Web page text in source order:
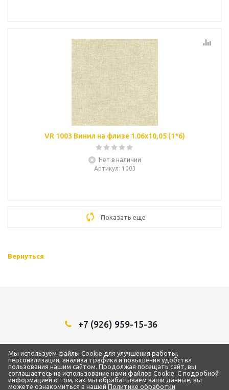
VR 1003 Винил на флизе 1.06х10,05 (1*6)
Нет в наличии
Артикул: 1003
Показать еще
Вернуться
+7 (926) 959-15-36
2018 - 2026 © ТЦ “1Строительный”
Мы используем файлы Cookie для улучшения работы,
персонализации, анализа трафика и повышения удобства
пользования нашим сайтом. Продолжая посещать сайт, вы
соглашаетесь на использование нами файлов Cookie. С подробной
информацией о том, как мы обрабатываем ваши данные, вы
можете ознакомиться в нашейПолитике обработки